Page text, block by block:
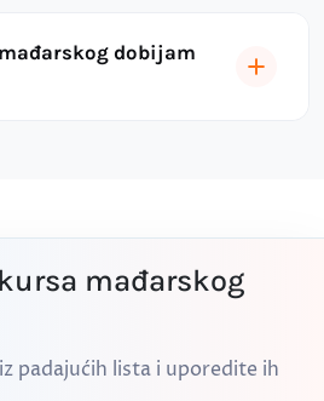
dobijam
mađarskog
padajućih lista i uporedite ih